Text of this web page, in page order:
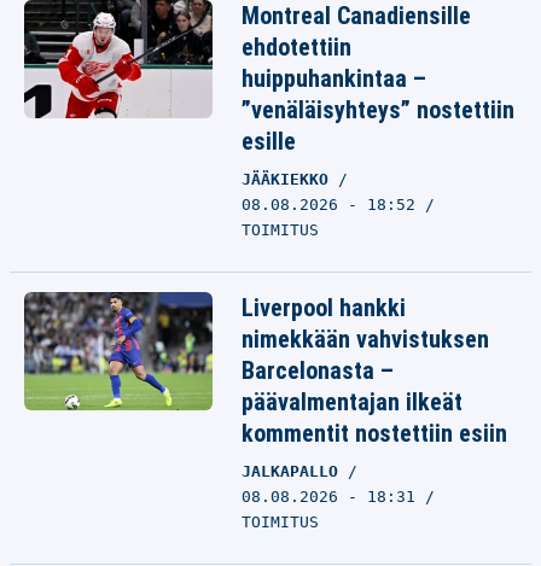
Montreal Canadiensille
ehdotettiin
huippuhankintaa –
”venäläisyhteys” nostettiin
esille
JÄÄKIEKKO
08.08.2026 - 18:52
TOIMITUS
Liverpool hankki
nimekkään vahvistuksen
Barcelonasta –
päävalmentajan ilkeät
kommentit nostettiin esiin
JALKAPALLO
08.08.2026 - 18:31
TOIMITUS